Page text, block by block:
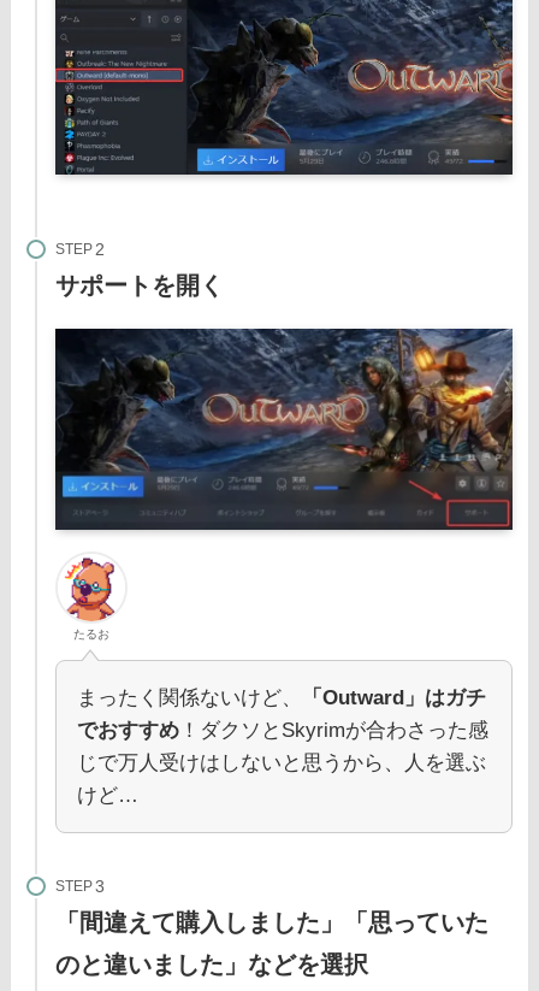
STEP
サポートを開く
たるお
まったく関係ないけど、
「Outward」はガチ
でおすすめ ！ダクソとSkyrimが合わさった感
じで万人受けはしないと思うから、人を選ぶ
けど…
STEP
「間違えて購入しました」「思っていた
のと違いました」などを選択